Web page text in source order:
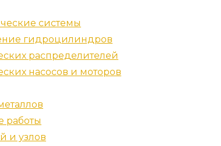
системы
гидроцилиндров
распределителей
насосов и моторов
работы
и узлов